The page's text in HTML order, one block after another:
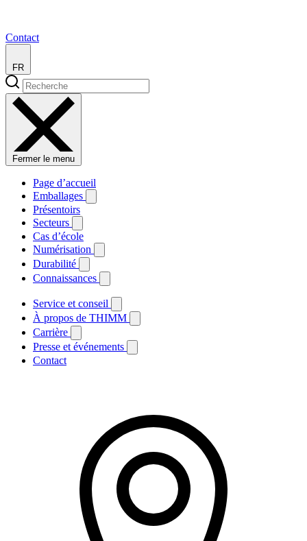
Contact
FR
Fermer le menu
Page d’accueil
Emballages
Présentoirs
Secteurs
Cas d’école
Numérisation
Durabilité
Connaissances
Service et conseil
À propos de THIMM
Carrière
Presse et événements
Contact